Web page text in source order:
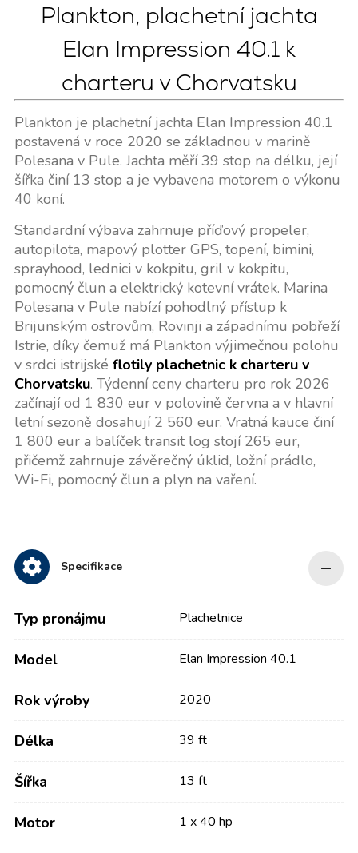
Plankton, plachetní jachta
Elan Impression 40.1 k
charteru v Chorvatsku
Plankton je plachetní jachta Elan Impression 40.1
postavená v roce 2020 se základnou v marině
Polesana v Pule. Jachta měří 39 stop na délku, její
šířka činí 13 stop a je vybavena motorem o výkonu
40 koní.
Standardní výbava zahrnuje příďový propeler,
autopilota, mapový plotter GPS, topení, bimini,
sprayhood, lednici v kokpitu, gril v kokpitu,
pomocný člun a elektrický kotevní vrátek. Marina
Polesana v Pule nabízí pohodlný přístup k
Brijunským ostrovům, Rovinji a západnímu pobřeží
Istrie, díky čemuž má Plankton výjimečnou polohu
v srdci istrijské flotily plachetnic k charteru v
Chorvatsku. Týdenní ceny charteru pro rok 2026
začínají od 1 830 eur v polovině června a v hlavní
letní sezoně dosahují 2 560 eur. Vratná kauce činí
1 800 eur a balíček transit log stojí 265 eur,
přičemž zahrnuje závěrečný úklid, ložní prádlo,
Wi-Fi, pomocný člun a plyn na vaření.
Specifikace
Typ pronájmu Plachetnice
Model Elan Impression 40.1
Rok výroby 2020
Délka 39 ft
Šířka 13 ft
Motor 1 x 40 hp